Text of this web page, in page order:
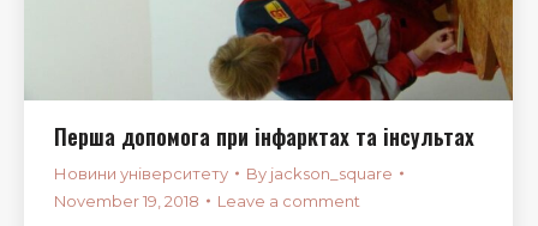
Перша допомога при інфарктах та інсультах
Новини університету By jackson_square
November 19, 2018
Leave a comment